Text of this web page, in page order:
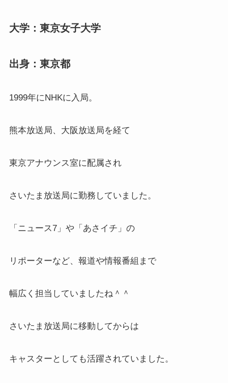
大学：東京女子大学
出身：東京都
1999年にNHKに入局。
熊本放送局、大阪放送局を経て
東京アナウンス室に配属され
さいたま放送局に勤務していました。
「ニュース7」や「あさイチ」の
リポーターなど、報道や情報番組まで
幅広く担当していましたね＾＾
さいたま放送局に移動してからは
キャスターとしても活躍されていました。